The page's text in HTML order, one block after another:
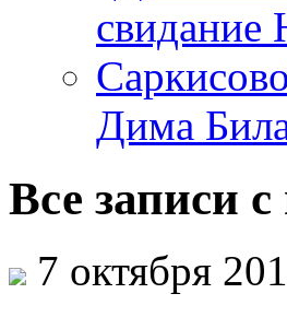
Дима
Все записи
7 октября